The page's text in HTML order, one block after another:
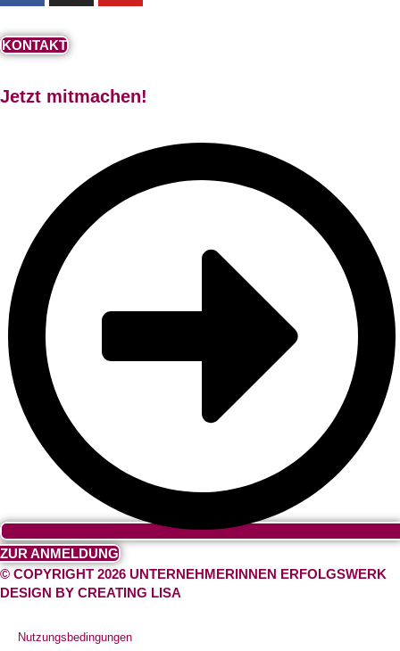
KONTAKT
Jetzt mitmachen!
ZUR ANMELDUNG
© COPYRIGHT 2026 UNTERNEHMERINNEN ERFOLGSWERK
DESIGN BY CREATING LISA
Nutzungsbedingungen